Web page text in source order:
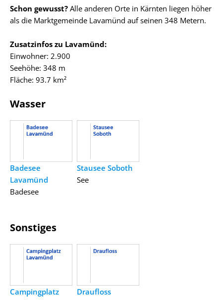
Schon gewusst? Alle anderen Orte in Kärnten liegen höher
als die Marktgemeinde Lavamünd auf seinen 348 Metern.
Zusatzinfos zu Lavamünd:
Einwohner: 2.900
Seehöhe: 348 m
Fläche: 93.7 km²
Wasser
Badesee
Lavamünd
Badesee
Stausee Soboth
See
Sonstiges
Campingplatz
Draufloss